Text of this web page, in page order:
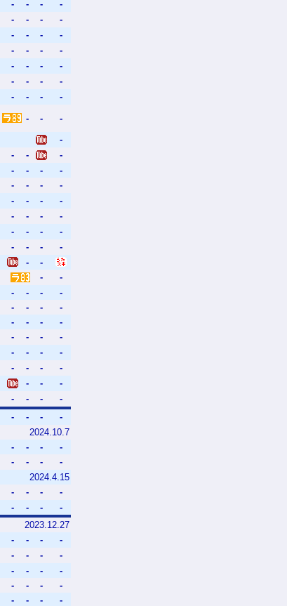
- - -
-
- - -
-
- - -
-
- - -
-
- - -
-
- - -
-
- - -
-
- -
-
-
- -
-
- - -
-
- - -
-
- - -
-
- - -
-
- - -
-
- - -
-
-
-
-
-
- - -
-
- - -
-
- - -
-
- - -
-
- - -
-
- - -
-
- -
-
- - -
-
- - -
-
2024.10.7
- - -
-
- - -
-
2024.4.15
- - -
-
- - -
-
2023.12.27
- - -
-
- - -
-
- - -
-
- - -
-
- - -
-